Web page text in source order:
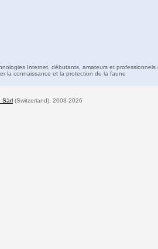
Internet, débutants, amateurs et professionnels
la connaissance et la protection de la faune
Sàrl (Switzerland), 2003-2026